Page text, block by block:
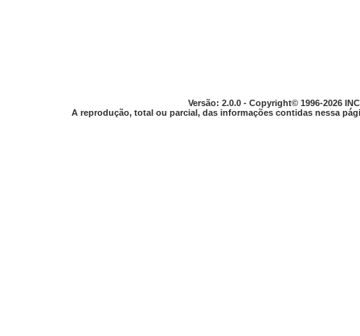
Versão: 2.0.0 - Copyright© 1996-2026
A reprodução, total ou parcial, das informações contidas nessa